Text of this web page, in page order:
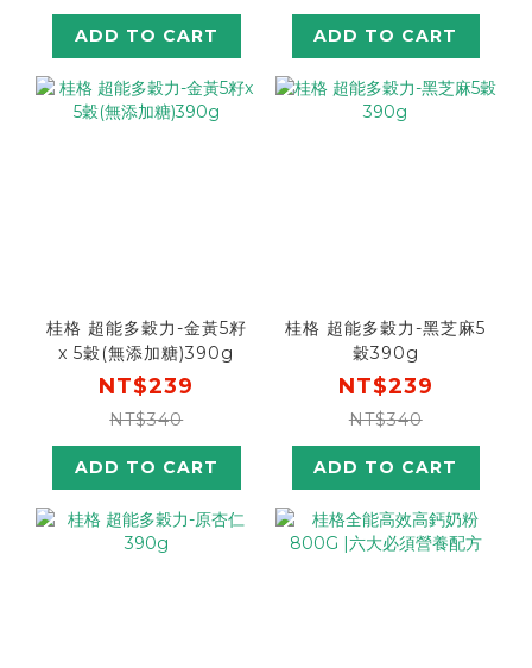
ADD TO CART ADD TO CART
桂格 超能多穀力-金黃5籽
x 5穀(無添加糖)390g
NT$239
NT$340
ADD TO CART
桂格 超能多穀力-黑芝麻5
穀390g
NT$239
NT$340
ADD TO CART